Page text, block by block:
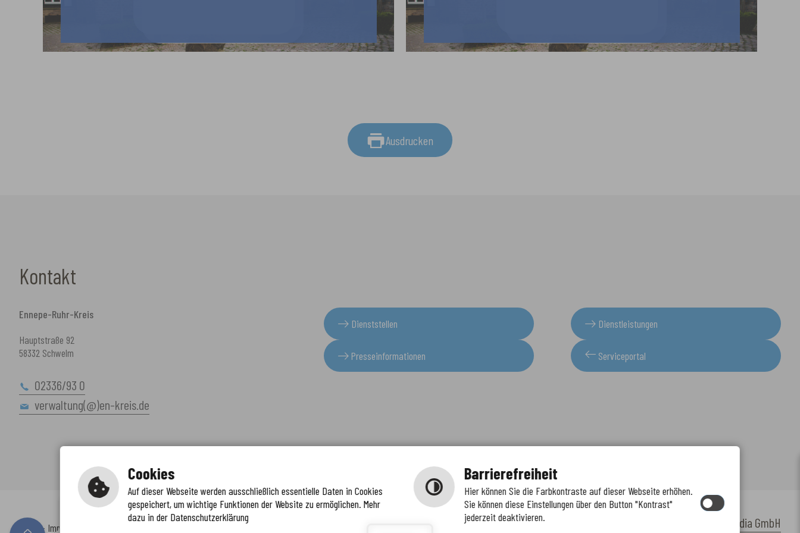
Ausdrucken
Kontakt
Ennepe-Ruhr-Kreis
Hauptstraße 92
58332 Schwelm
02336/93 0
verwaltung(@)en-kreis.de
Dienststellen Dienstleistungen
Presseinformationen Serviceportal
Inhalt - Impressum - cm citymedia GmbH
Immer auf dem neuesten Stand
www.enkreis.de möchte Ihnen Benachrichtigunge
Cookies
Auf dieser Webseite werden ausschließlich essentielle Daten in Cookies
gespeichert, um wichtige Funktionen der Website zu ermöglichen. Mehr
dazu in der Datenschutzerklärung
Barrierefreiheit
Hier können Sie die Farbkontraste auf dieser Webseite erhöhen.
Sie können diese Einstellungen über den Button "Kontrast"
jederzeit deaktivieren.